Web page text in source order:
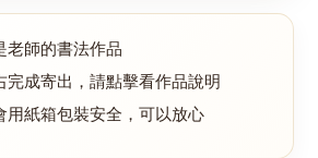
老師的書法作品
完成寄出，請點擊看作品說明
用紙箱包裝安全，可以放心